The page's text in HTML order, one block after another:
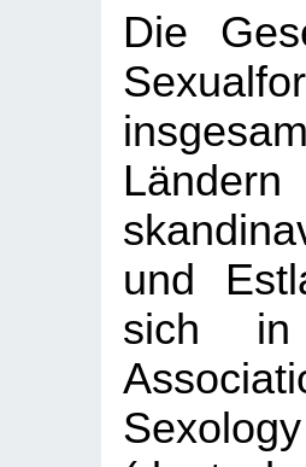
Die
und
sich